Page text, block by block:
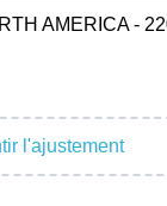
AMERICA -
l'ajustement